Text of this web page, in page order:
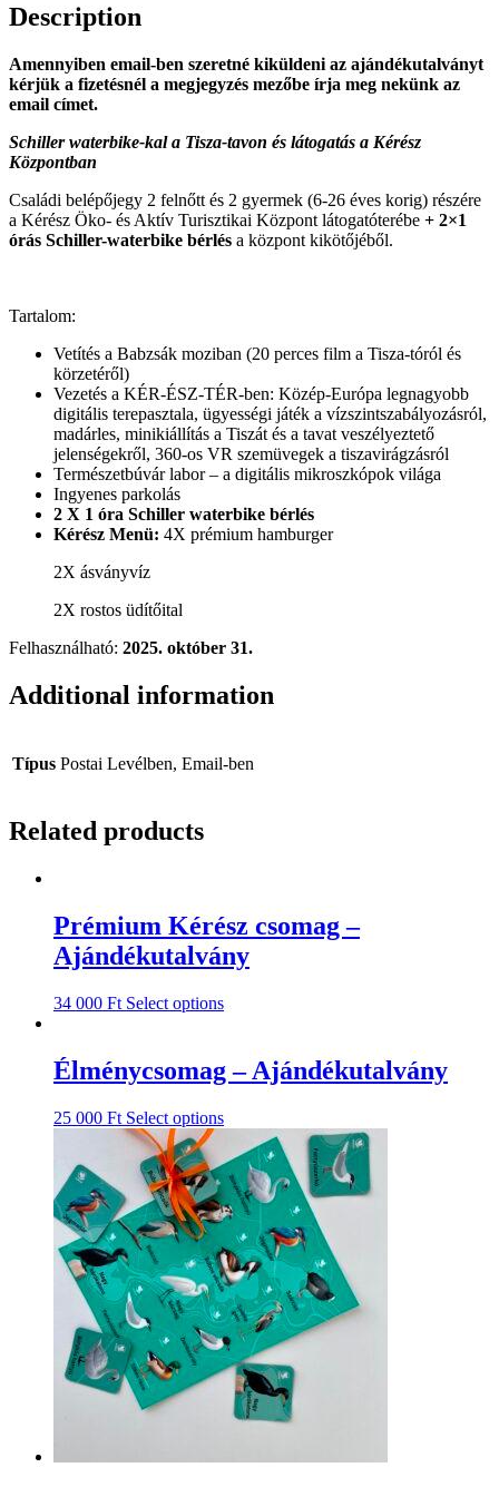
Description
Amennyiben email-ben szeretné kiküldeni az ajándékutalványt
kérjük a fizetésnél a megjegyzés mezőbe írja meg nekünk az
email címet.
Schiller waterbike-kal a Tisza-tavon és látogatás a Kérész
Központban
Családi belépőjegy 2 felnőtt és 2 gyermek (6-26 éves korig) részére
a Kérész Öko- és Aktív Turisztikai Központ látogatóterébe + 2×1
órás Schiller-waterbike bérlés a központ kikötőjéből.
Tartalom:
Vetítés a Babzsák moziban (20 perces film a Tisza-tóról és
körzetéről)
Vezetés a KÉR-ÉSZ-TÉR-ben: Közép-Európa legnagyobb
digitális terepasztala, ügyességi játék a vízszintszabályozásról,
madárles, minikiállítás a Tiszát és a tavat veszélyeztető
jelenségekről, 360-os VR szemüvegek a tiszavirágzásról
Természetbúvár labor – a digitális mikroszkópok világa
Ingyenes parkolás
2 X 1 óra Schiller waterbike bérlés
Kérész Menü: 4X prémium hamburger
2X ásványvíz
2X rostos üdítőital
Felhasználható: 2025. október 31.
Additional information
Típus Postai Levélben, Email-ben
Related products
Prémium Kérész csomag –
Ajándékutalvány
34 000 Ft Select options
Élménycsomag – Ajándékutalvány
25 000 Ft Select options